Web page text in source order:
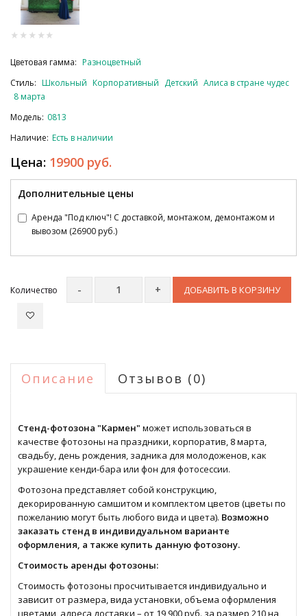
Цветовая гамма: Разноцветный
Стиль: Школьный Корпоративный Детский Алиса в стране чудес
8 марта
Модель: 0813
Наличие: Есть в наличии
Цена: 19900 руб.
Дополнительные цены
Аренда "Под ключ"! С доставкой, монтажом, демонтажом и
вывозом (26900 руб.)
Количество ДОБАВИТЬ В КОРЗИНУ
Описание Отзывов (0)
Стенд-фотозона "Кармен" может использоваться в
качестве фотозоны на праздники, корпоратив, 8 марта,
свадьбу, день рождения, задника для молодоженов, как
украшение кенди-бара или фон для фотосессии.
Фотозона представляет собой конструкцию,
декорированную самшитом и комплектом цветов (цветы по
пожеланию могут быть любого вида и цвета). Возможно
заказать стенд в индивидуальном варианте
оформления, а также купить данную фотозону.
Стоимость аренды фотозоны:
Стоимость фотозоны просчитывается индивидуально и
зависит от размера, вида установки, объема оформления
цветами, адреса доставки – от 19 900 руб. за размер 210 на